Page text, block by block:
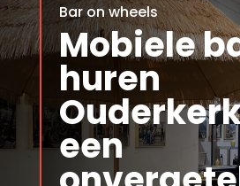
Bar on wheels
Mobiele
huren
een